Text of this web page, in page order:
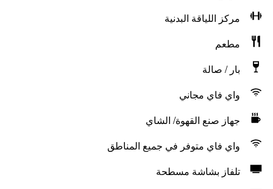
مركز اللياقة البدنية
مطعم
بار / صالة
واي فاي مجاني
جهاز صنع القهوة/ الشاي
واي فاي متوفر في جميع المناطق
تلفاز بشاشة مسطحة